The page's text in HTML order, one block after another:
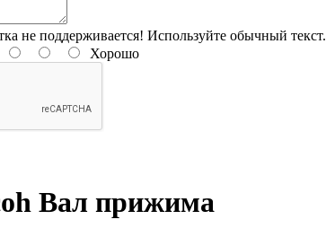
не поддерживается! Используйте обычный текст.
Хорошо
Вал прижима